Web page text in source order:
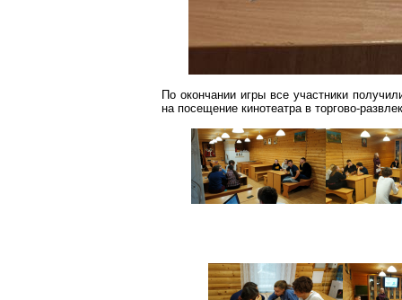
По окончании игры все участники
на посещение кинотеатра в торгово-